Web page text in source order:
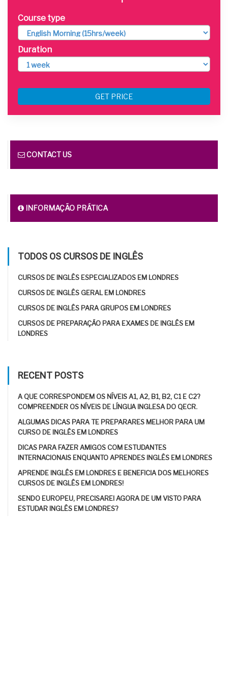
Course type
Duration
GET PRICE
CONTACT US
INFORMAÇÃO PRÁTICA
TODOS OS CURSOS DE INGLÊS
CURSOS DE INGLÊS ESPECIALIZADOS EM LONDRES
CURSOS DE INGLÊS GERAL EM LONDRES
CURSOS DE INGLÊS PARA GRUPOS EM LONDRES
CURSOS DE PREPARAÇÃO PARA EXAMES DE INGLÊS EM
LONDRES
RECENT POSTS
A QUE CORRESPONDEM OS NÍVEIS A1, A2, B1, B2, C1 E C2?
COMPREENDER OS NÍVEIS DE LÍNGUA INGLESA DO QECR.
ALGUMAS DICAS PARA TE PREPARARES MELHOR PARA UM
CURSO DE INGLÊS EM LONDRES
DICAS PARA FAZER AMIGOS COM ESTUDANTES
INTERNACIONAIS ENQUANTO APRENDES INGLÊS EM LONDRES
APRENDE INGLÊS EM LONDRES E BENEFICIA DOS MELHORES
CURSOS DE INGLÊS EM LONDRES!
SENDO EUROPEU, PRECISAREI AGORA DE UM VISTO PARA
ESTUDAR INGLÊS EM LONDRES?